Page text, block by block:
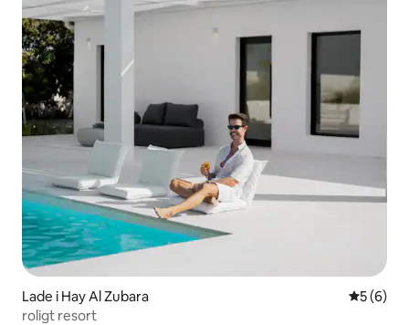
Lade i Hay Al Zubara 5 ud af 5
5 (6)
roligt resort